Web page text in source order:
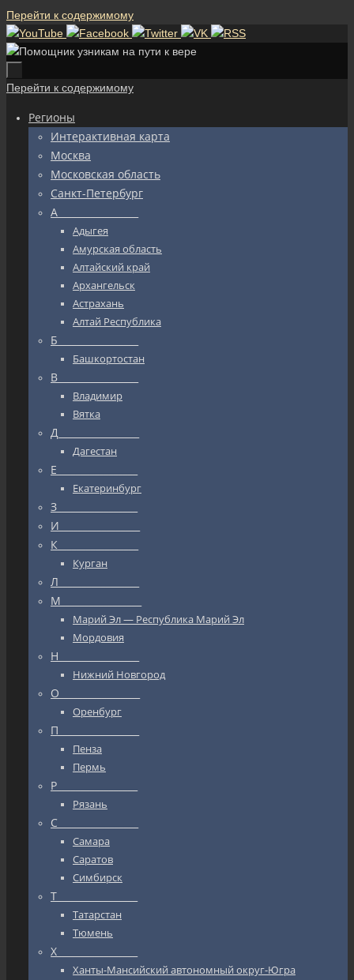
Перейти к содержимому
Перейти к содержимому
Регионы
Интерактивная карта
Москва
Московская область
Санкт-Петербург
А_________________
Адыгея
Амурская область
Алтайский край
Архангельск
Астрахань
Алтай Республика
Б_________________
Башкортостан
В_________________
Владимир
Вятка
Д_________________
Дагестан
Е_________________
Екатеринбург
З_________________
И_________________
К_________________
Курган
Л_________________
М_________________
Марий Эл — Республика Марий Эл
Мордовия
Н_________________
Нижний Новгород
О_________________
Оренбург
П_________________
Пенза
Пермь
Р_________________
Рязань
С_________________
Самара
Саратов
Симбирск
Т_________________
Татарстан
Тюмень
Х_________________
Ханты-Мансийский автономный округ-Югра